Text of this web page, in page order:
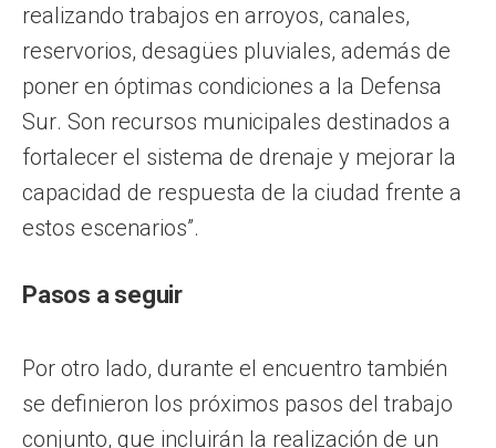
realizando trabajos en arroyos, canales,
reservorios, desagües pluviales, además de
poner en óptimas condiciones a la Defensa
Sur. Son recursos municipales destinados a
fortalecer el sistema de drenaje y mejorar la
capacidad de respuesta de la ciudad frente a
estos escenarios”.
Pasos a seguir
Por otro lado, durante el encuentro también
se definieron los próximos pasos del trabajo
conjunto, que incluirán la realización de un